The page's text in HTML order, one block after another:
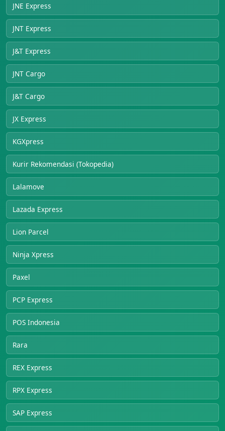
JNE Express
JNT Express
J&T Express
JNT Cargo
J&T Cargo
JX Express
KGXpress
Kurir Rekomendasi (Tokopedia)
Lalamove
Lazada Express
Lion Parcel
Ninja Xpress
Paxel
PCP Express
POS Indonesia
Rara
REX Express
RPX Express
SAP Express